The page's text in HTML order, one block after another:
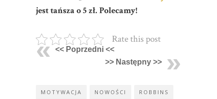
jest tańsza o 5 zł. Polecamy!
Rate this post
<< Poprzedni <<
>> Następny >>
MOTYWACJA NOWOŚCI ROBBINS